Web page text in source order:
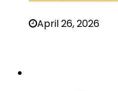
April 26, 2026